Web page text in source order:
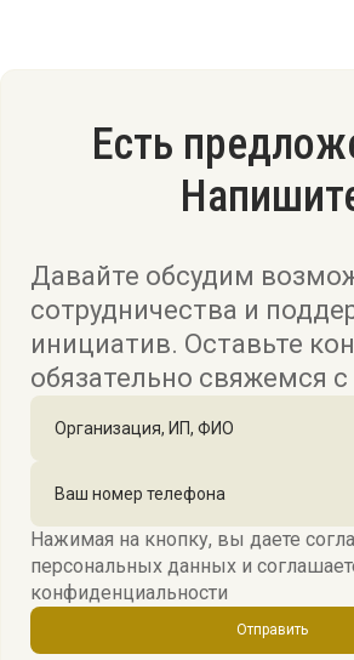
Есть
Давайте обсудим
сотрудничества и
инициатив. Оставьте
обязательно свяжемся
Нажимая на кнопку, вы даете
персональных данных и
конфиденциальности
Отправить